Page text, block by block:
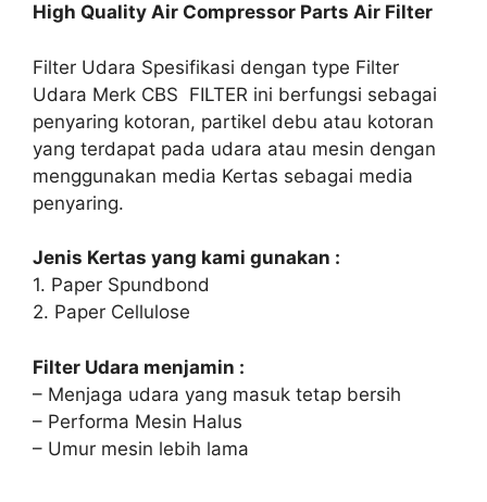
High Quality Air Compressor Parts Air Filter
Filter Udara Spesifikasi dengan type Filter
Udara Merk CBS FILTER ini berfungsi sebagai
penyaring kotoran, partikel debu atau kotoran
yang terdapat pada udara atau mesin dengan
menggunakan media Kertas sebagai media
penyaring.
Jenis Kertas yang kami gunakan :
1. Paper Spundbond
2. Paper Cellulose
Filter Udara menjamin :
– Menjaga udara yang masuk tetap bersih
– Performa Mesin Halus
– Umur mesin lebih lama